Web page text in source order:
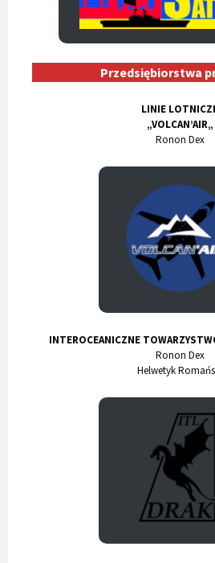
Przedsiębiorstwa
LINIE
„VOLCAN’AIR„
Ronon Dex
INTEROCEANICZNE
Ronon Dex
Helwetyk